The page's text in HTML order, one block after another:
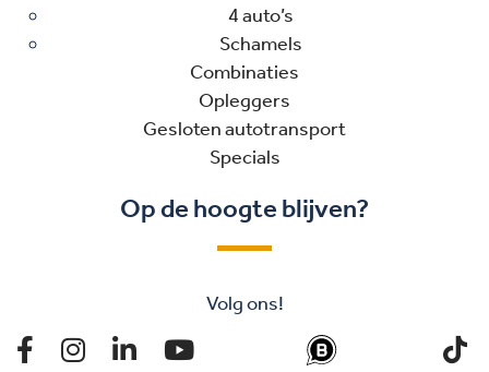
4 auto’s
Schamels
Combinaties
Opleggers
Gesloten autotransport
Specials
Op de hoogte blijven?
Volg ons!